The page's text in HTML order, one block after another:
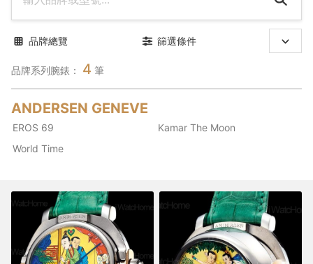
品牌系列腕錶： 4 筆
品牌總覽 篩選條件
ANDERSEN GENEVE
EROS 69
Kamar The Moon
World Time